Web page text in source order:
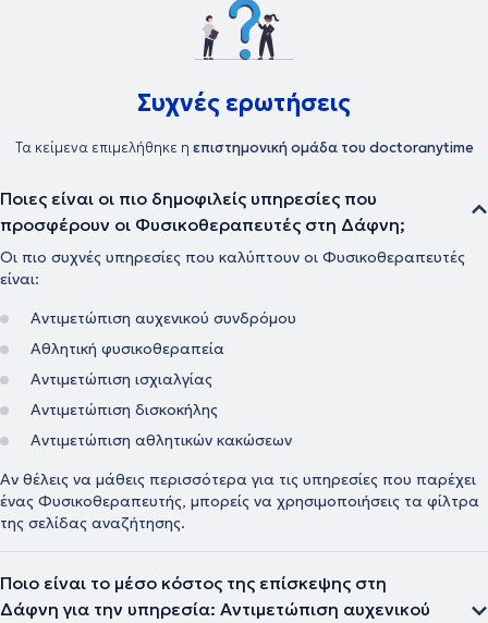
πρωταθλήματα, Κλασσικός Μαραθώνιος Αθήνας κ.ά.) και
ασχολείται με την αποκατάσταση ορθοπαιδικών, νευρολογικών,
αναπνευστικών, ρευματολογικών παθήσεων και αθλητικών
Συχνές ερωτήσεις
Τα κείμενα επιμελήθηκε η επιστημονική ομάδα του doctoranytime
Ποιες είναι οι πιο δημοφιλείς υπηρεσίες που
προσφέρουν οι Φυσικοθεραπευτές στη Δάφνη;
Οι πιο συχνές υπηρεσίες που καλύπτουν οι Φυσικοθεραπευτές
είναι:
Αντιμετώπιση αυχενικού συνδρόμου
Αθλητική φυσικοθεραπεία
Αντιμετώπιση ισχιαλγίας
Αντιμετώπιση δισκοκήλης
Αντιμετώπιση αθλητικών κακώσεων
Αν θέλεις να μάθεις περισσότερα για τις υπηρεσίες που παρέχει
ένας Φυσικοθεραπευτής, μπορείς να χρησιμοποιήσεις τα φίλτρα
της σελίδας αναζήτησης.
Ποιο είναι το μέσο κόστος της επίσκεψης στη
Δάφνη για την υπηρεσία: Αντιμετώπιση αυχενικού